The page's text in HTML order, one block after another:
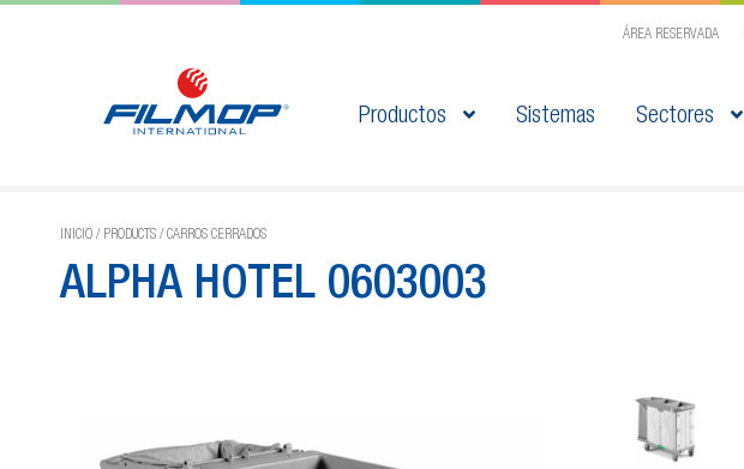
ÁREA RESERVADA
Productos Sistemas Sectores
INICIO / PRODUCTS / CARROS CERRADOS
ALPHA HOTEL 0603003